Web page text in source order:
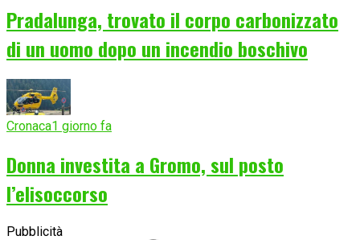
Pradalunga, trovato il corpo carbonizzato
di un uomo dopo un incendio boschivo
Cronaca1 giorno fa
Donna investita a Gromo, sul posto
l’elisoccorso
Pubblicità